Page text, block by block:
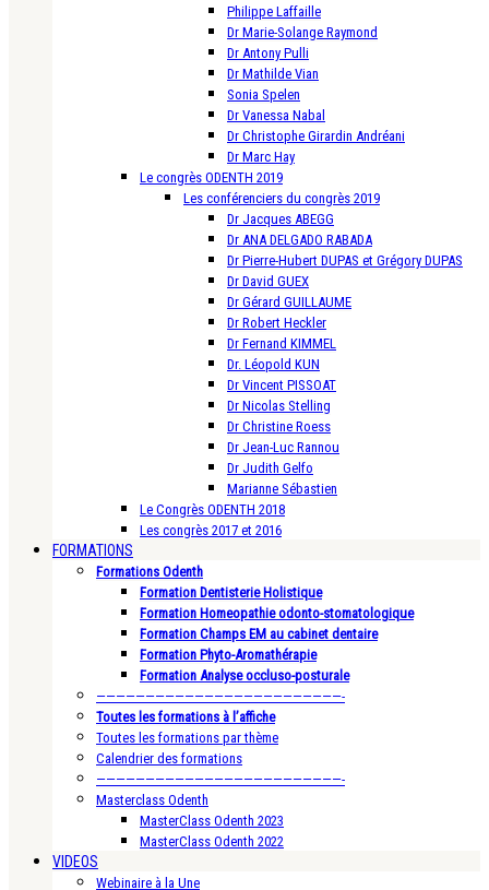
Philippe Laffaille
Dr Marie-Solange Raymond
Dr Antony Pulli
Dr Mathilde Vian
Sonia Spelen
Dr Vanessa Nabal
Dr Christophe Girardin Andréani
Dr Marc Hay
Le congrès ODENTH 2019
Les conférenciers du congrès 2019
Dr Jacques ABEGG
Dr ANA DELGADO RABADA
Dr Pierre-Hubert DUPAS et Grégory DUPAS
Dr David GUEX
Dr Gérard GUILLAUME
Dr Robert Heckler
Dr Fernand KIMMEL
Dr. Léopold KUN
Dr Vincent PISSOAT
Dr Nicolas Stelling
Dr Christine Roess
Dr Jean-Luc Rannou
Dr Judith Gelfo
Marianne Sébastien
Le Congrès ODENTH 2018
Les congrès 2017 et 2016
FORMATIONS
Formations Odenth
Formation Dentisterie Holistique
Formation Homeopathie odonto-stomatologique
Formation Champs EM au cabinet dentaire
Formation Phyto-Aromathérapie
Formation Analyse occluso-posturale
—————————————————————————-
Toutes les formations à l’affiche
Toutes les formations par thème
Calendrier des formations
—————————————————————————-
Masterclass Odenth
MasterClass Odenth 2023
MasterClass Odenth 2022
VIDEOS
Webinaire à la Une